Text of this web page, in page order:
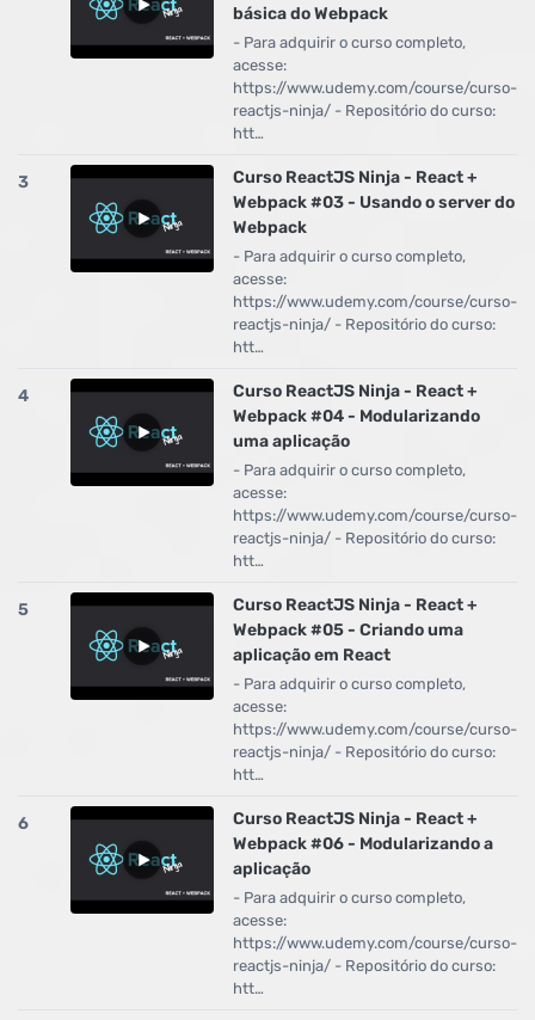
básica do Webpack
- Para adquirir o curso completo,
acesse:
https://www.udemy.com/course/curso-
reactjs-ninja/ - Repositório do curso:
htt…
3
Curso ReactJS Ninja - React +
Webpack #03 - Usando o server do
Webpack
- Para adquirir o curso completo,
acesse:
https://www.udemy.com/course/curso-
reactjs-ninja/ - Repositório do curso:
htt…
4
Curso ReactJS Ninja - React +
Webpack #04 - Modularizando
uma aplicação
- Para adquirir o curso completo,
acesse:
https://www.udemy.com/course/curso-
reactjs-ninja/ - Repositório do curso:
htt…
5
Curso ReactJS Ninja - React +
Webpack #05 - Criando uma
aplicação em React
- Para adquirir o curso completo,
acesse:
https://www.udemy.com/course/curso-
reactjs-ninja/ - Repositório do curso:
htt…
6
Curso ReactJS Ninja - React +
Webpack #06 - Modularizando a
aplicação
- Para adquirir o curso completo,
acesse:
https://www.udemy.com/course/curso-
reactjs-ninja/ - Repositório do curso:
htt…